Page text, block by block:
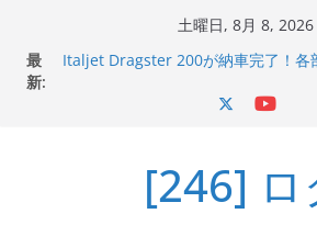
土曜日, 8月 8, 2026
最
新:
Italjet Dragster 200が納車完了！各
器エフェクターが返礼品でもらえる
Italjet Dragster 200のフロントISS
コーナリングが楽しくなった
[246] ロ